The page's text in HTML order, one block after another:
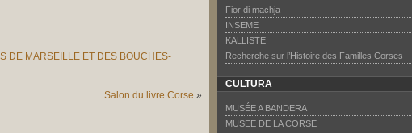
DE MARSEILLE ET DES BOUCHES-
Salon du livre Corse »
Fior di machja
INSEME
KALLISTE
Recherche sur l’Histoire des Familles Corses
CULTURA
MUSÉE A BANDERA
MUSEE DE LA CORSE